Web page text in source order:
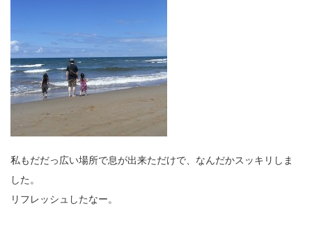
私もだだっ広い場所で息が出来ただけで、なんだかスッキリしま
した。
リフレッシュしたなー。